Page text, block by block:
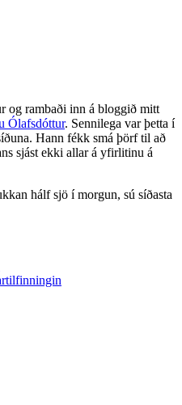
og rambaði inn á bloggið mitt
Ólafsdóttur. Sennilega var þetta í
Hann fékk smá þörf til að
sjást ekki allar á yfirlitinu á
hálf sjö í morgun, sú síðasta